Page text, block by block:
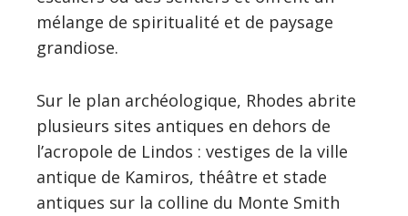
mélange de spiritualité et de paysage
grandiose.
Sur le plan archéologique, Rhodes abrite
plusieurs sites antiques en dehors de
l’acropole de Lindos : vestiges de la ville
antique de Kamiros, théâtre et stade
antiques sur la colline du Monte Smith